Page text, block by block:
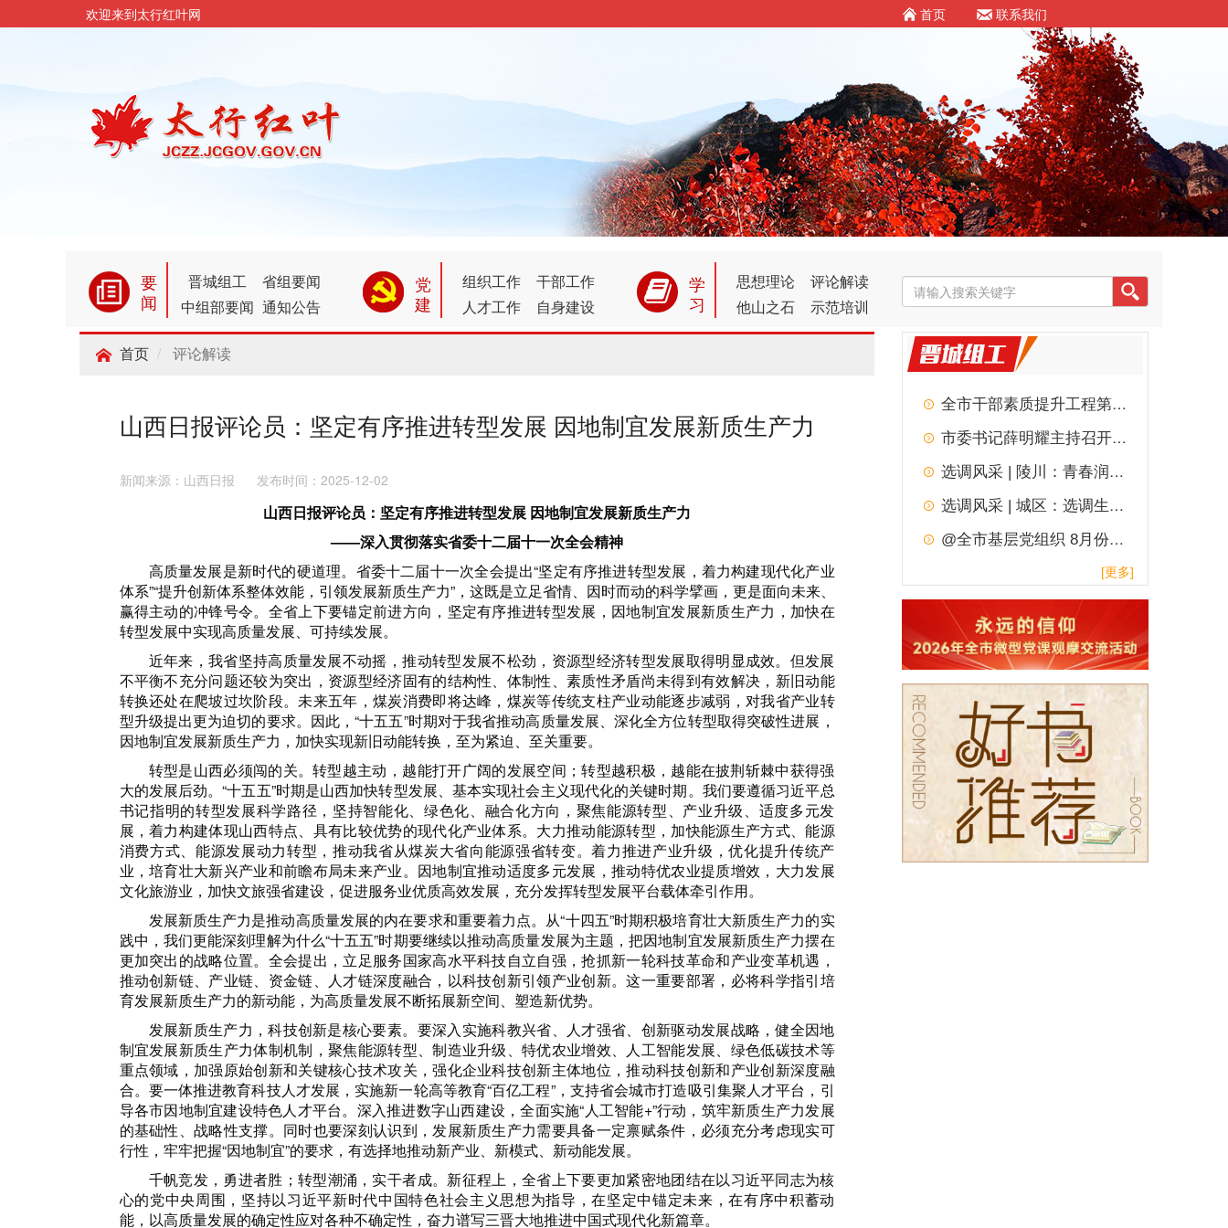
欢迎来到太行红叶网 首页 联系我们
要
闻
晋城组工
省组要闻
中组部要闻
通知公告
党
建
组织工作
干部工作
人才工作
自身建设
学
习
思想理论
评论解读
他山之石
示范培训
首页 评论解读
山西日报评论员：坚定有序推进转型发展 因地制宜发展新质生产力
新闻来源：山西日报 发布时间：2025-12-02
山西日报评论员：坚定有序推进转型发展 因地制宜发展新质生产力
——深入贯彻落实省委十二届十一次全会精神
高质量发展是新时代的硬道理。省委十二届十一次全会提出“坚定有序推进转型发展，着力构建现代化产业
体系”“提升创新体系整体效能，引领发展新质生产力”，这既是立足省情、因时而动的科学擘画，更是面向未来、
赢得主动的冲锋号令。全省上下要锚定前进方向，坚定有序推进转型发展，因地制宜发展新质生产力，加快在
转型发展中实现高质量发展、可持续发展。
近年来，我省坚持高质量发展不动摇，推动转型发展不松劲，资源型经济转型发展取得明显成效。但发展
不平衡不充分问题还较为突出，资源型经济固有的结构性、体制性、素质性矛盾尚未得到有效解决，新旧动能
转换还处在爬坡过坎阶段。未来五年，煤炭消费即将达峰，煤炭等传统支柱产业动能逐步减弱，对我省产业转
型升级提出更为迫切的要求。因此，“十五五”时期对于我省推动高质量发展、深化全方位转型取得突破性进展，
因地制宜发展新质生产力，加快实现新旧动能转换，至为紧迫、至关重要。
转型是山西必须闯的关。转型越主动，越能打开广阔的发展空间；转型越积极，越能在披荆斩棘中获得强
大的发展后劲。“十五五”时期是山西加快转型发展、基本实现社会主义现代化的关键时期。我们要遵循习近平总
书记指明的转型发展科学路径，坚持智能化、绿色化、融合化方向，聚焦能源转型、产业升级、适度多元发
展，着力构建体现山西特点、具有比较优势的现代化产业体系。大力推动能源转型，加快能源生产方式、能源
消费方式、能源发展动力转型，推动我省从煤炭大省向能源强省转变。着力推进产业升级，优化提升传统产
业，培育壮大新兴产业和前瞻布局未来产业。因地制宜推动适度多元发展，推动特优农业提质增效，大力发展
文化旅游业，加快文旅强省建设，促进服务业优质高效发展，充分发挥转型发展平台载体牵引作用。
发展新质生产力是推动高质量发展的内在要求和重要着力点。从“十四五”时期积极培育壮大新质生产力的实
践中，我们更能深刻理解为什么“十五五”时期要继续以推动高质量发展为主题，把因地制宜发展新质生产力摆在
更加突出的战略位置。全会提出，立足服务国家高水平科技自立自强，抢抓新一轮科技革命和产业变革机遇，
推动创新链、产业链、资金链、人才链深度融合，以科技创新引领产业创新。这一重要部署，必将科学指引培
育发展新质生产力的新动能，为高质量发展不断拓展新空间、塑造新优势。
发展新质生产力，科技创新是核心要素。要深入实施科教兴省、人才强省、创新驱动发展战略，健全因地
制宜发展新质生产力体制机制，聚焦能源转型、制造业升级、特优农业增效、人工智能发展、绿色低碳技术等
重点领域，加强原始创新和关键核心技术攻关，强化企业科技创新主体地位，推动科技创新和产业创新深度融
合。要一体推进教育科技人才发展，实施新一轮高等教育“百亿工程”，支持省会城市打造吸引集聚人才平台，引
导各市因地制宜建设特色人才平台。深入推进数字山西建设，全面实施“人工智能+”行动，筑牢新质生产力发展
的基础性、战略性支撑。同时也要深刻认识到，发展新质生产力需要具备一定禀赋条件，必须充分考虑现实可
行性，牢牢把握“因地制宜”的要求，有选择地推动新产业、新模式、新动能发展。
千帆竞发，勇进者胜；转型潮涌，实干者成。新征程上，全省上下要更加紧密地团结在以习近平同志为核
心的党中央周围，坚持以习近平新时代中国特色社会主义思想为指导，在坚定中锚定未来，在有序中积蓄动
能，以高质量发展的确定性应对各种不确定性，奋力谱写三晋大地推进中国式现代化新篇章。
全市干部素质提升工程第87期专题讲座举行
市委书记薛明耀主持召开市委常委会扩大会议
选调风采 | 陵川：青春润乡土
选调风采 | 城区：选调生的青春答卷
@全市基层党组织 8月份“一月一实践”主题党日，请查收！
[更多]